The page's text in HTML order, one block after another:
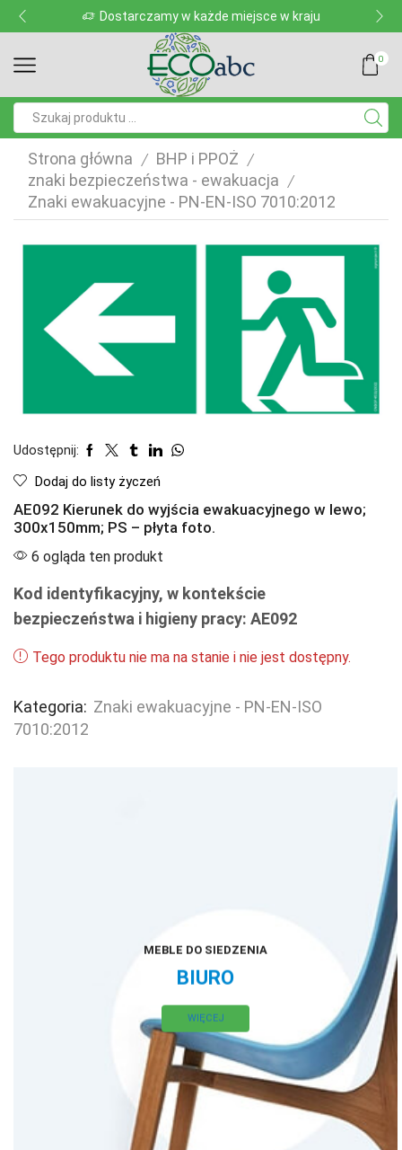
Dostarczamy w każde miejsce w kraju
0
Strona główna / BHP i PPOŻ /
znaki bezpieczeństwa - ewakuacja /
Znaki ewakuacyjne - PN-EN-ISO 7010:2012
Udostępnij:
Dodaj do listy życzeń
AE092 Kierunek do wyjścia ewakuacyjnego w lewo;
300x150mm; PS – płyta foto.
6 ogląda ten produkt
Kod identyfikacyjny, w kontekście
bezpieczeństwa i higieny pracy: AE092
Tego produktu nie ma na stanie i nie jest dostępny.
Kategoria: Znaki ewakuacyjne - PN-EN-ISO
7010:2012
MEBLE DO SIEDZENIA
BIURO
WIĘCEJ